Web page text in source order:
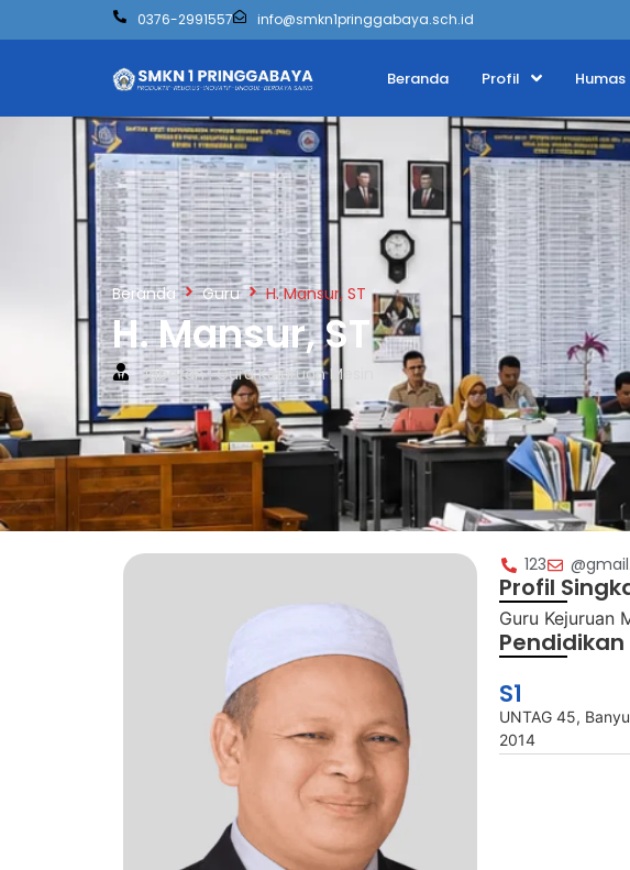
0376-2991557 info@smkn1pringgabaya.sch.id
Beranda Profil Humas
Beranda Guru H. Mansur, ST
H. Mansur, ST
Jabatan : Guru Kejuruan Mesin
123
Profil
Guru Kejuruan
Pendidikan
S1
UNTAG 45,
2014